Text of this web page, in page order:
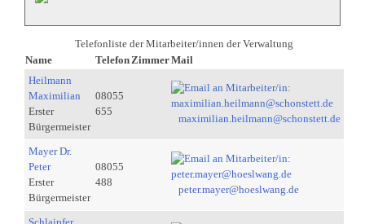
Telefonliste der Mitarbeiter/innen der Verwaltung
Name
Telefon ZimmerMail
Heilmann
Maximilian
Erster
Bürgermeister
08055
655
maximilian.heilmann@schonstett.de
Mayer Dr.
Peter
Erster
Bürgermeister
08055
488
peter.mayer@hoeslwang.de